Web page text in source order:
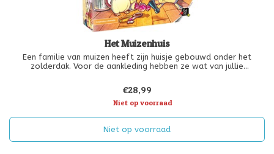
Het Muizenhuis
Een familie van muizen heeft zijn huisje gebouwd onder het
zolderdak. Voor de aankleding hebben ze wat van jullie
€28,99
Niet op voorraad
Niet op voorraad